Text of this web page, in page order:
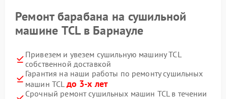
Ремонт барабана на сушильной
машине TCL в Барнауле
Привезем и увезем сушильную машину TCL
собственной доставкой
Гарантия на наши работы по ремонту сушильных
машин TCL до 3-х лет
Срочный ремонт сушильных машин TCL в течении